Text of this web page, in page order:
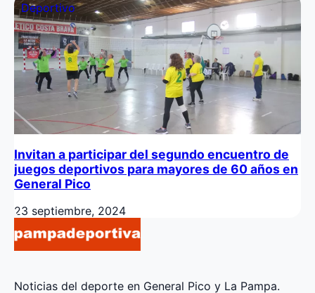
Deportivo
Invitan a participar del segundo encuentro de
juegos deportivos para mayores de 60 años en
General Pico
23 septiembre, 2024
Noticias del deporte en General Pico y La Pampa.